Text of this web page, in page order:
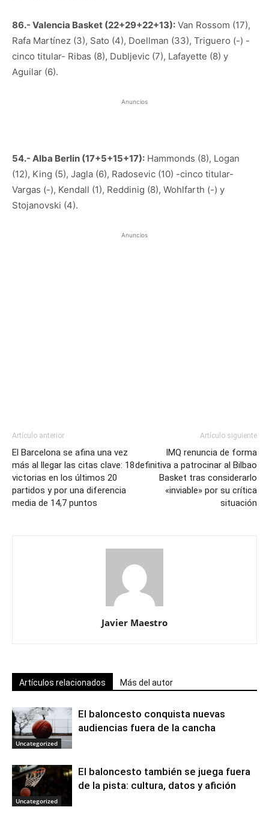
86.- Valencia Basket (22+29+22+13): Van Rossom (17),
Rafa Martínez (3), Sato (4), Doellman (33), Triguero (-) -
cinco titular- Ribas (8), Dubljevic (7), Lafayette (8) y
Aguilar (6).
Anuncios
54.- Alba Berlin (17+5+15+17): Hammonds (8), Logan
(12), King (5), Jagla (6), Radosevic (10) -cinco titular-
Vargas (-), Kendall (1), Reddinig (8), Wohlfarth (-) y
Stojanovski (4).
Anuncios
Artículo anterior
El Barcelona se afina una vez
más al llegar las citas clave: 18
victorias en los últimos 20
partidos y por una diferencia
media de 14,7 puntos
Artículo siguiente
IMQ renuncia de forma
definitiva a patrocinar al Bilbao
Basket tras considerarlo
«inviable» por su crítica
situación
Javier Maestro
Artículos relacionados Más del autor
Uncategorized
El baloncesto conquista nuevas
audiencias fuera de la cancha
Uncategorized
El baloncesto también se juega fuera
de la pista: cultura, datos y afición